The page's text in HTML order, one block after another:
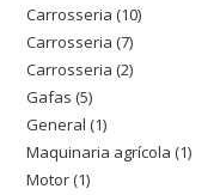
producto
Carrosseria 1010
Carrosseria 77
productos
Carrosseria 22
Gafas 55
productos
General 11
producto
Maquinaria agrícola 11
Motor 11